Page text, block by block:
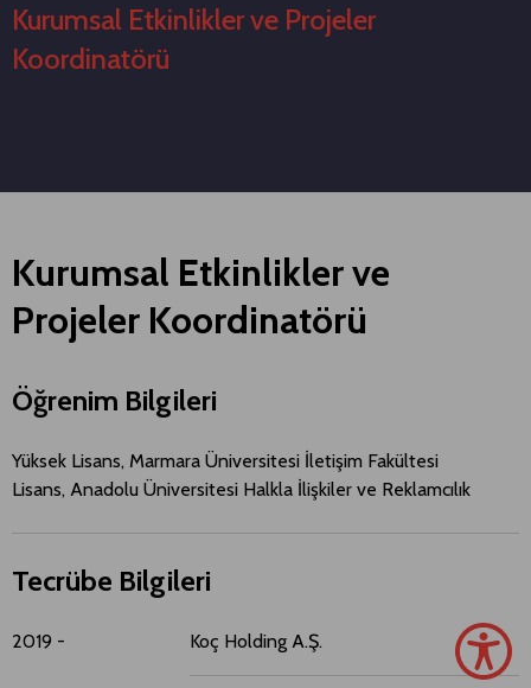
Kurumsal Etkinlikler ve Projeler
Koordinatörü
Kurumsal Etkinlikler ve
Projeler Koordinatörü
Öğrenim Bilgileri
Yüksek Lisans, Marmara Üniversitesi İletişim Fakültesi
Lisans, Anadolu Üniversitesi Halkla İlişkiler ve Reklamcılık
Tecrübe Bilgileri
2019 - Koç Holding A.Ş.​​